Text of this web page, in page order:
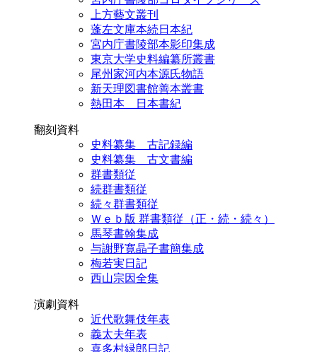
上方藝文叢刊
蓬左文庫本続日本紀
宮内庁書陵部本影印集成
東京大学史料編纂所叢書
尾州家河内本源氏物語
新天理図書館善本叢書
熱田本 日本書紀
翻刻資料
史料纂集 古記録編
史料纂集 古文書編
群書類従
続群書類従
続々群書類従
Ｗｅｂ版 群書類従（正・続・続々）
馬琴書翰集成
与謝野寛晶子書簡集成
梅若実日記
西山宗因全集
演劇資料
近代歌舞伎年表
義太夫年表
喜多村緑郎日記